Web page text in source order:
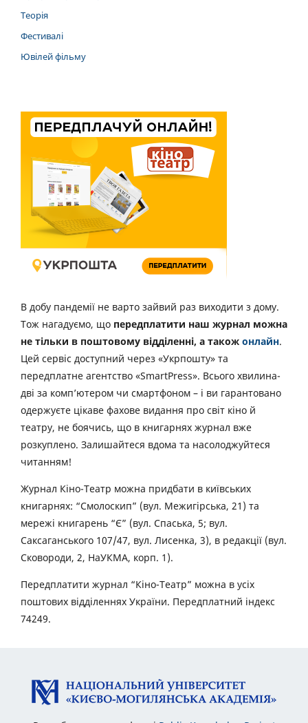
Теорія
Фестивалі
Ювілей фільму
В добу пандемії не варто зайвий раз виходити з дому.
Тож нагадуємо, що передплатити наш журнал можна
не тільки в поштовому відділенні, а також онлайн.
Цей сервіс доступний через «Укрпошту» та
передплатне агентство «SmartPress». Всього хвилина-
дві за комп’ютером чи смартфоном – і ви гарантовано
одержуєте цікаве фахове видання про світ кіно й
театру, не боячись, що в книгарнях журнал вже
розкуплено. Залишайтеся вдома та насолоджуйтеся
читанням!
Журнал Кіно-Театр можна придбати в київських
книгарнях: “Смолоскип” (вул. Межигірська, 21) та
мережі книгарень “Є” (вул. Спаська, 5; вул.
Саксаганського 107/47, вул. Лисенка, 3), в редакції (вул.
Сковороди, 2, НаУКМА, корп. 1).
Передплатити журнал “Кіно-Театр” можна в усіх
поштових відділеннях України. Передплатний індекс
74249.